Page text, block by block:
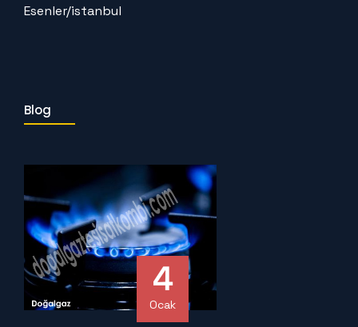
Esenler/istanbul
Blog
4
Ocak